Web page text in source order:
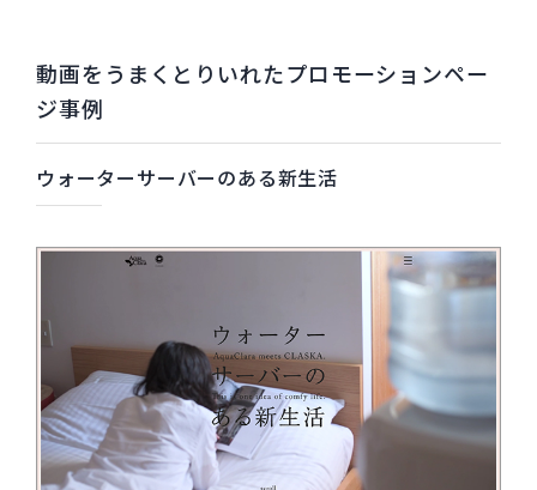
動画をうまくとりいれたプロモーションペー
ジ事例
ウォーターサーバーのある新生活